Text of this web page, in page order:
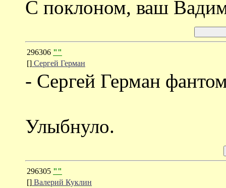
С поклоном, ваш
296306 ""
[] Cергей Герман
- Сергей Герман
Улыбнуло.
296305 ""
[] Валерий Куклин